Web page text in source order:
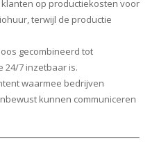
op productiekosten voor
terwijl de productie
gecombineerd tot
24/7 inzetbaar is.
waarmee bedrijven
kunnen communiceren